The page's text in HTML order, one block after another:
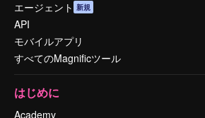
エージェント 新規
API
モバイルアプリ
すべてのMagnificツール
はじめに
Academy